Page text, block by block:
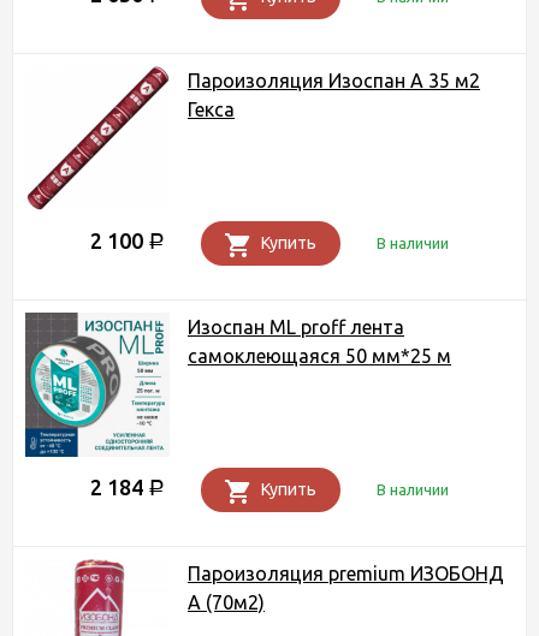
Пароизоляция Изоспан A 35 м2
Гекса
2 100 Р Купить В наличии
Изоспан ML proff лента
самоклеющаяся 50 мм*25 м
2 184 Р Купить В наличии
Пароизоляция premium ИЗОБОНД
А (70м2)